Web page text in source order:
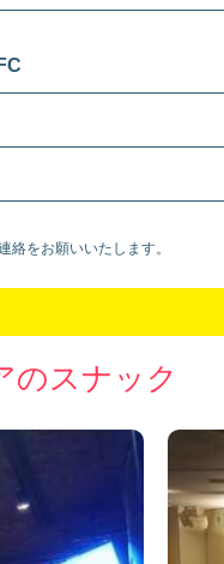
絡をお願いいたします。
のスナック